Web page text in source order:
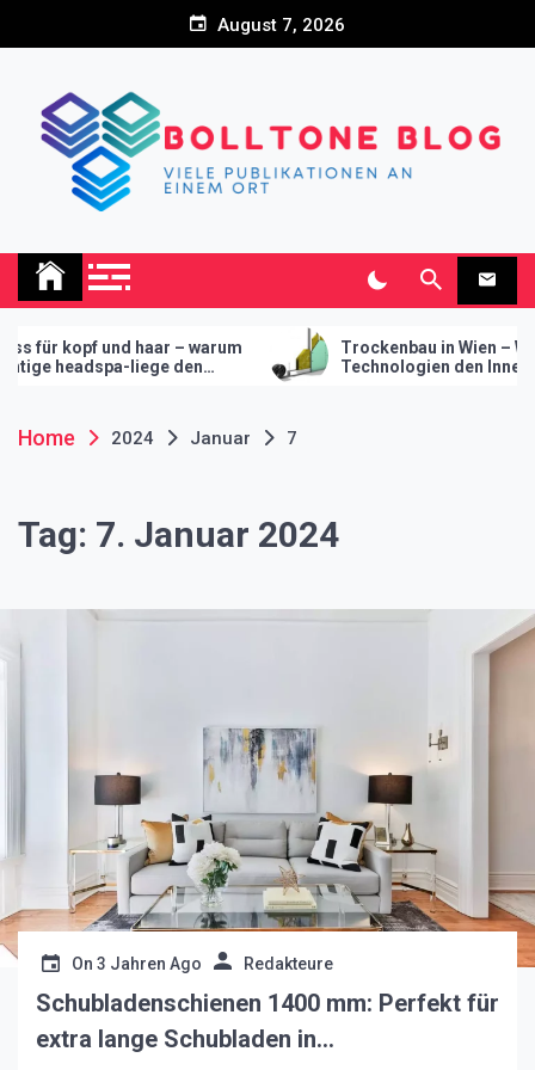
August 7, 2026
Bolltone Blog
und haar – warum
liege den
Trockenbau in Wien – Wie
Technologien den Innenausbau
revolutionieren
Home 2024 Januar 7
Tag: 7. Januar 2024
On 3 Jahren Ago Redakteure
Schubladenschienen 1400 mm: Perfekt für
extra lange Schubladen in